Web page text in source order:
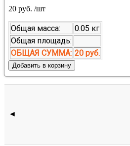
20 руб. /шт
◄
Общая масса:
0.05 кг
Общая площадь:
ОБЩАЯ СУММА: 20 руб.
Добавить в корзину